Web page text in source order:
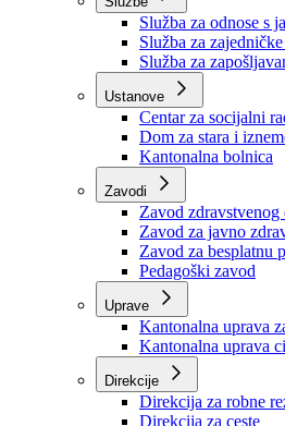
Organizacije
Službe
Služba za odnose s
Služba za zajedničke
Služba za
Ustanove
Centar za socijalni rad
Dom za stara i
Kantonalna bolnica
Zavodi
Zavod zdravstvenog
Zavod za javno
Zavod za besplatnu
Pedagoški zavod
Kantonalna uprava
Kantonalna uprava